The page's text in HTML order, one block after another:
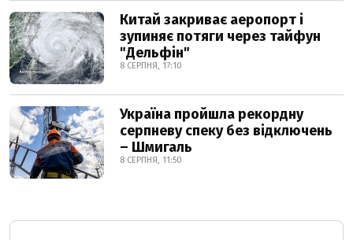
Китай закриває аеропорт і
зупиняє потяги через тайфун
"Дельфін"
8 СЕРПНЯ, 17:10
Україна пройшла рекордну
серпневу спеку без відключень
– Шмигаль
8 СЕРПНЯ, 11:50